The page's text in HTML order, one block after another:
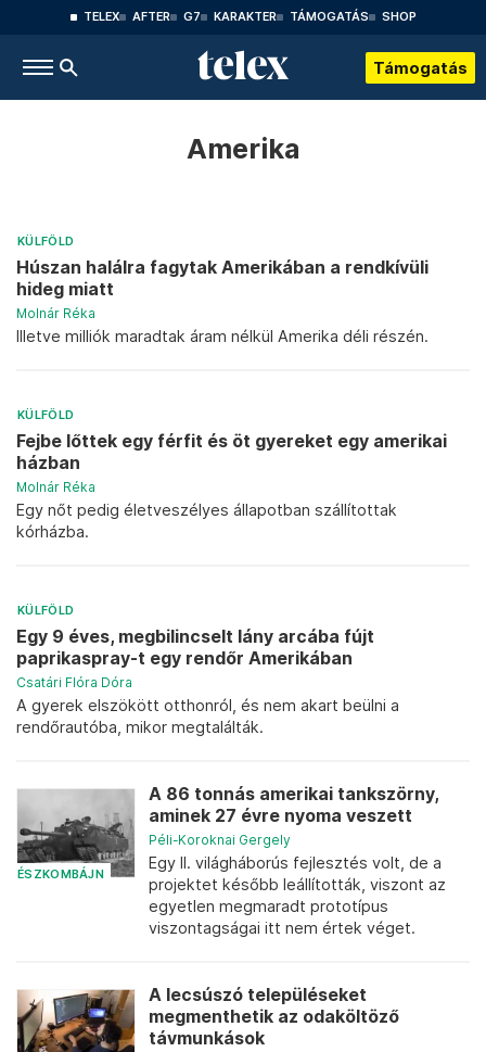
TELEX AFTER G7 KARAKTER TÁMOGATÁS SHOP
Támogatás
Amerika
KÜLFÖLD
Húszan halálra fagytak Amerikában a rendkívüli
hideg miatt
Molnár Réka
Illetve milliók maradtak áram nélkül Amerika déli részén.
KÜLFÖLD
Fejbe lőttek egy férfit és öt gyereket egy amerikai
házban
Molnár Réka
Egy nőt pedig életveszélyes állapotban szállítottak
kórházba.
KÜLFÖLD
Egy 9 éves, megbilincselt lány arcába fújt
paprikaspray-t egy rendőr Amerikában
Csatári Flóra Dóra
A gyerek elszökött otthonról, és nem akart beülni a
rendőrautóba, mikor megtalálták.
ÉSZKOMBÁJN
A 86 tonnás amerikai tankszörny,
aminek 27 évre nyoma veszett
Péli-Koroknai Gergely
Egy II. világháborús fejlesztés volt, de a
projektet később leállították, viszont az
egyetlen megmaradt prototípus
viszontagságai itt nem értek véget.
A lecsúszó településeket
megmenthetik az odaköltöző
távmunkások